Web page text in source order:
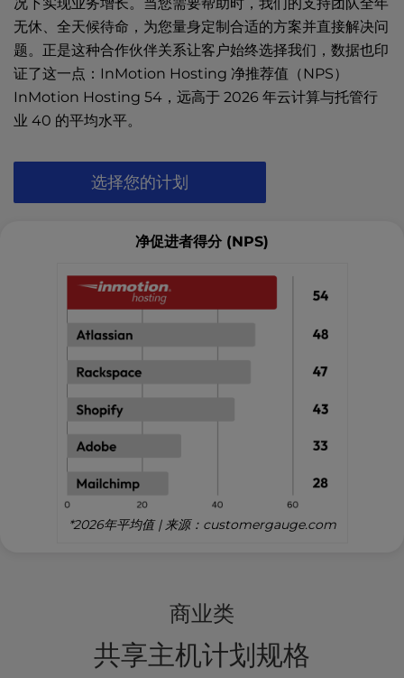
无休、全天候待命，为您量身定制合适的方案并直接解决问
题。正是这种合作伙伴关系让客户始终选择我们，数据也印
证了这一点：InMotion Hosting 净推荐值（NPS）
InMotion Hosting 54，远高于 2026 年云计算与托管行
业 40 的平均水平。
选择您的计划
净促进者得分 (NPS)
*2026年平均值 | 来源：customergauge.com
商业类
共享主机计划规格